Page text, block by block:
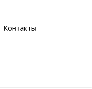
Контакты